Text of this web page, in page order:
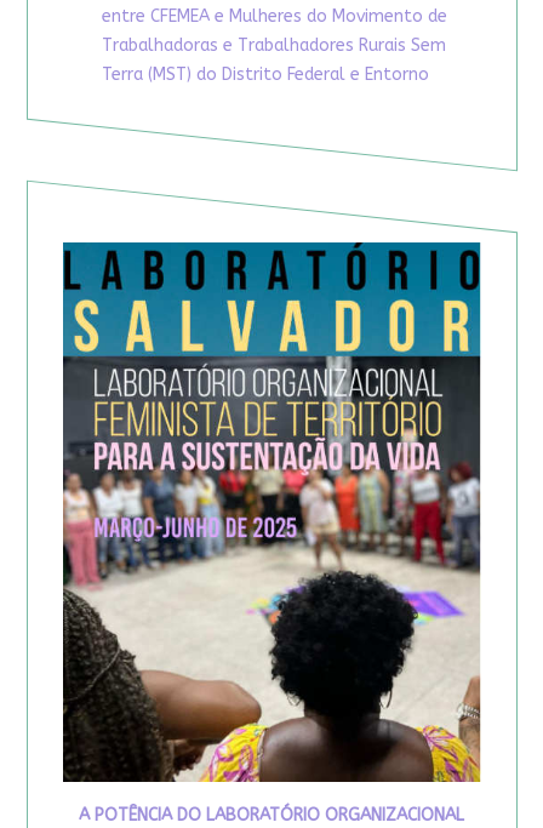
entre CFEMEA e Mulheres do Movimento de
Trabalhadoras e Trabalhadores Rurais Sem
Terra (MST) do Distrito Federal e Entorno
A POTÊNCIA DO LABORATÓRIO ORGANIZACIONAL